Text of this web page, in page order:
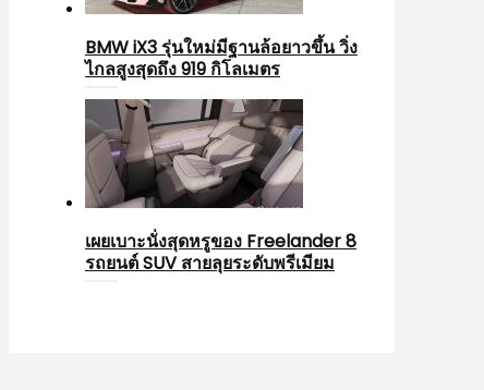
BMW iX3 รุ่นใหม่มีฐานล้อยาวขึ้น วิ่ง
ไกลสูงสุดถึง 919 กิโลเมตร
เผยเบาะนั่งสุดหรูของ Freelander 8
รถยนต์ SUV สายลุยระดับพรีเมียม